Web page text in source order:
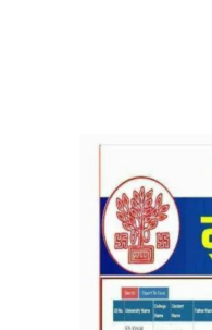
Bihar
Board
12th
Division
Scholarship